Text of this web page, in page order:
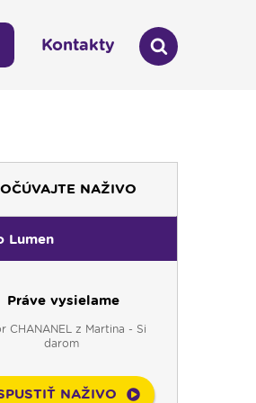
NAŽIVO
Lumen
Práve vysielame
CHANANEL z Martina - Si
darom
NAŽIVO
Kontakty